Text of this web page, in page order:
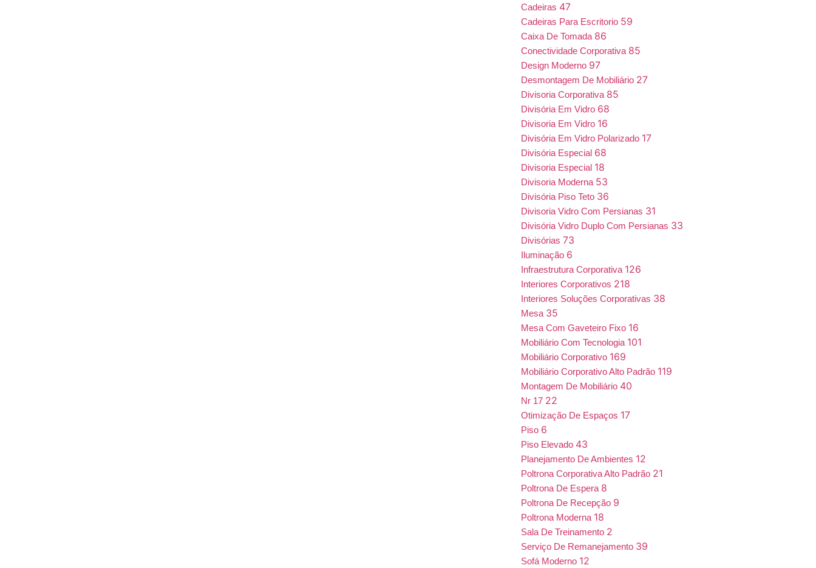
Cadeiras 47
Cadeiras Para Escritorio 59
Caixa De Tomada 86
Conectividade Corporativa 85
Design Moderno 97
Desmontagem De Mobiliário 27
Divisoria Corporativa 85
Divisória Em Vidro 68
Divisoria Em Vidro 16
Divisória Em Vidro Polarizado 17
Divisória Especial 68
Divisoria Especial 18
Divisoria Moderna 53
Divisória Piso Teto 36
Divisoria Vidro Com Persianas 31
Divisória Vidro Duplo Com Persianas 33
Divisórias 73
Iluminação 6
Infraestrutura Corporativa 126
Interiores Corporativos 218
Interiores Soluções Corporativas 38
Mesa 35
Mesa Com Gaveteiro Fixo 16
Mobiliário Com Tecnologia 101
Mobiliário Corporativo 169
Mobiliário Corporativo Alto Padrão 119
Montagem De Mobiliário 40
Nr 17 22
Otimização De Espaços 17
Piso 6
Piso Elevado 43
Planejamento De Ambientes 12
Poltrona Corporativa Alto Padrão 21
Poltrona De Espera 8
Poltrona De Recepção 9
Poltrona Moderna 18
Sala De Treinamento 2
Serviço De Remanejamento 39
Sofá Moderno 12